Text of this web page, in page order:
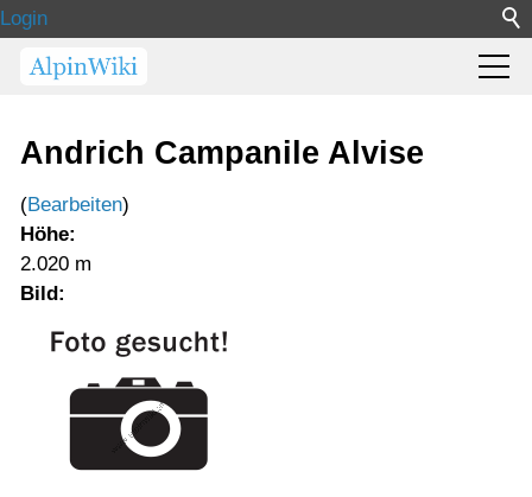
Login
Andrich Campanile Alvise
(Bearbeiten)
Höhe:
2.020 m
Bild: